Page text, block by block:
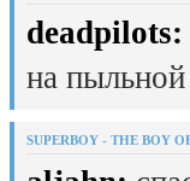
deadpilots:
на пыльной
SUPERBOY - THE BOY